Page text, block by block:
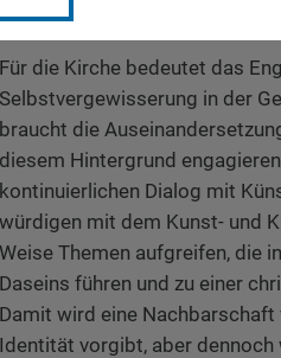
hat.
Für die Kirche bedeutet das
Selbstvergewisserung in der
braucht die
diesem Hintergrund
kontinuierlichen Dialog mit
würdigen mit dem Kunst- und
Weise Themen aufgreifen, die
Daseins führen und zu einer
Damit wird eine
Identität vorgibt, aber